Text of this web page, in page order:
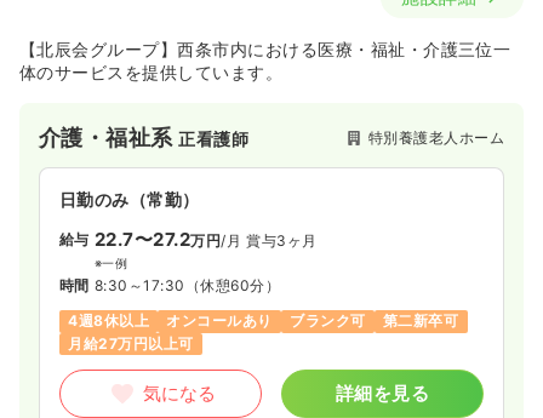
【北辰会グループ】西条市内における医療・福祉・介護三位一
体のサービスを提供しています。
介護・福祉系正看護師 特別養護老人ホーム
日勤のみ（常勤）
給与 22.7〜27.2万円/月 賞与3ヶ月
※一例
時間 8:30～17:30 （休憩60分）
4週8休以上
オンコールあり ブランク可
第二新卒可
月給27万円以上可
気になる 詳細を見る